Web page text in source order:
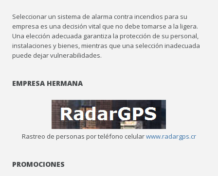
Seleccionar un sistema de alarma contra incendios para su
empresa es una decisión vital que no debe tomarse a la ligera.
Una elección adecuada garantiza la protección de su personal,
instalaciones y bienes, mientras que una selección inadecuada
puede dejar vulnerabilidades.
EMPRESA HERMANA
Rastreo de personas por teléfono celularwww.radargps.cr
PROMOCIONES